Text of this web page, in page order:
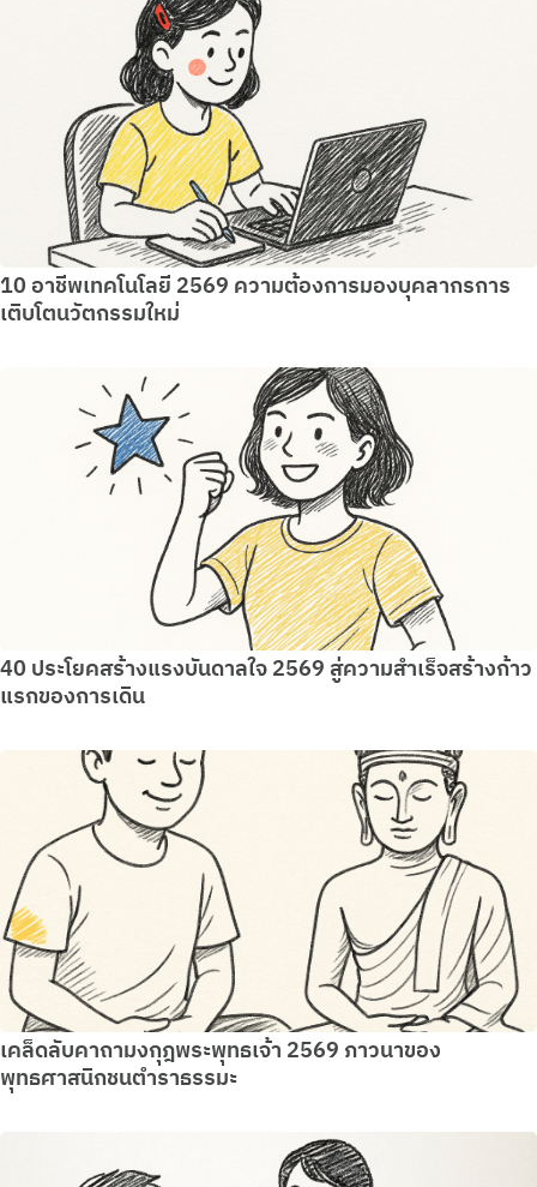
10 อาชีพเทคโนโลยี 2569 ความต้องการมองบุคลากรการ
เติบโตนวัตกรรมใหม่
40 ประโยคสร้างแรงบันดาลใจ 2569 สู่ความสำเร็จสร้างก้าว
แรกของการเดิน
เคล็ดลับคาถามงกุฎพระพุทธเจ้า 2569 ภาวนาของ
พุทธศาสนิกชนตำราธรรมะ